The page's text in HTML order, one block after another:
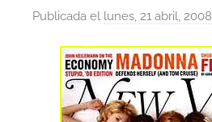
Publicada el lunes, 21 abril, 2008